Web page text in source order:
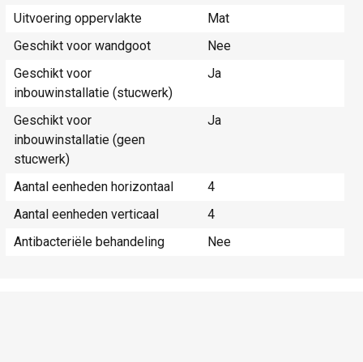
Uitvoering oppervlakte
Mat
Geschikt voor wandgoot
Nee
Geschikt voor
inbouwinstallatie (stucwerk)
Ja
Geschikt voor
inbouwinstallatie (geen
stucwerk)
Ja
Aantal eenheden horizontaal
4
Aantal eenheden verticaal
4
Antibacteriële behandeling
Nee